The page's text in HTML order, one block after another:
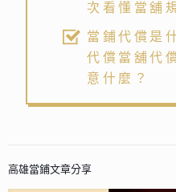
次看懂當舖
當鋪代償是
代償當舖代
意什麼？
高雄當鋪文章分享